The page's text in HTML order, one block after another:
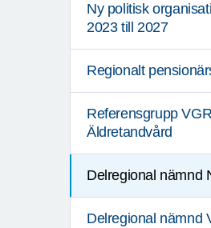
Ny politisk
2023 till 2027
Regionalt
Referensgrupp VGR
Äldretandvård
Delregional nämnd
Delregional nämnd